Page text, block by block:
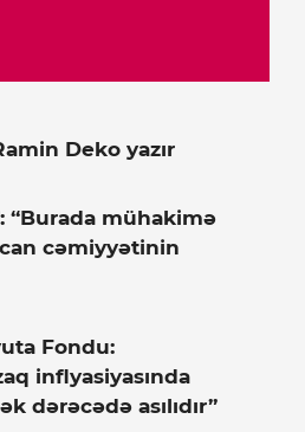
Deko yazır
“Burada mühakimə
cəmiyyətinin
Fondu:
inflyasiyasında
dərəcədə asılıdır”